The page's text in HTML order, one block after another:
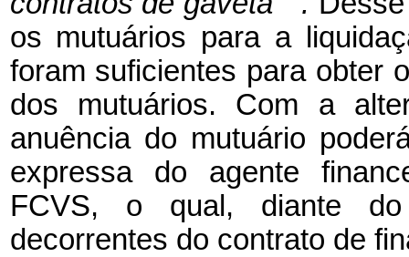
os mutuários para a
foram suficientes para obter
dos mutuários. Com a
anuência do mutuário
expressa do agente
FCVS, o qual, diante do
decorrentes do contrato de